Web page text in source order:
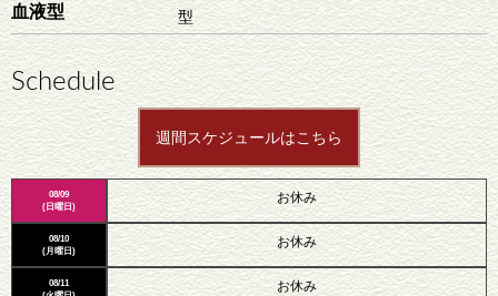
血液型 型
Schedule
週間スケジュールはこちら
08/09
(日曜日)
08/10
(月曜日)
08/11
お休み
お休み
お休み